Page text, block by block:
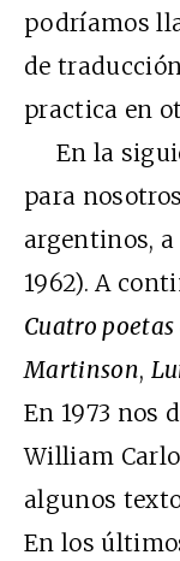
podríamos
de
practica en
En la
para
argentinos, a
1962). A
Cuatro
Martinson,
En 1973 nos
William
algunos
En los